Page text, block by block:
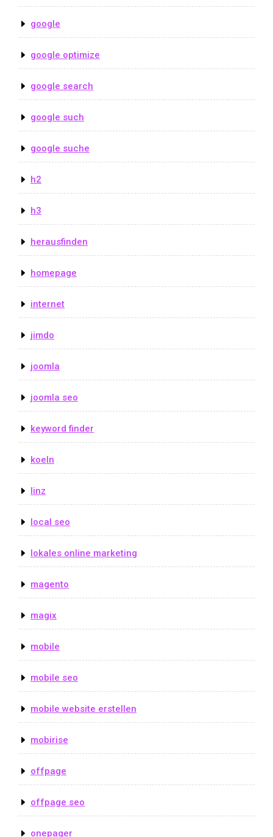
google
google optimize
google search
google such
google suche
h2
h3
herausfinden
homepage
internet
jimdo
joomla
joomla seo
keyword finder
koeln
linz
local seo
lokales online marketing
magento
magix
mobile
mobile seo
mobile website erstellen
mobirise
offpage
offpage seo
onepager